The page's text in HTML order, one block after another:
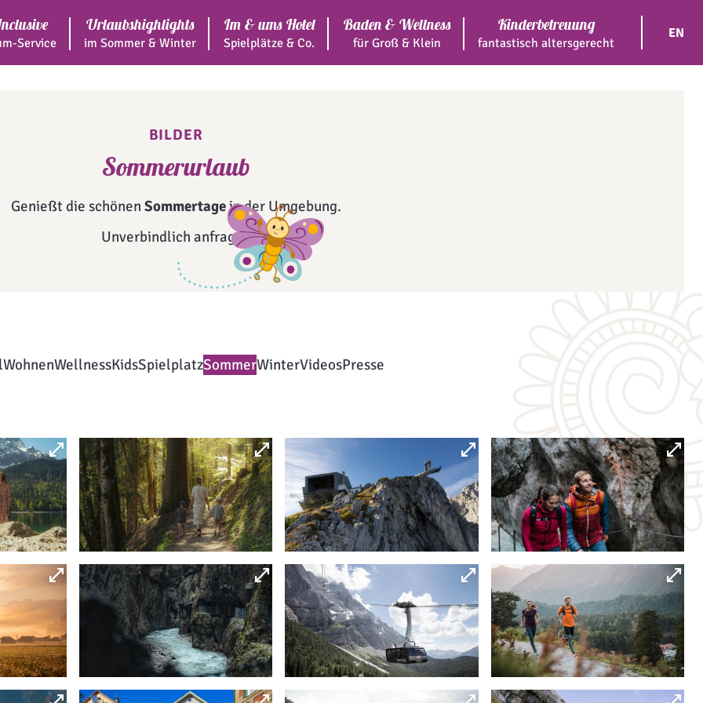
Service
Urlaubshighlights
im Sommer & Winter
Im & ums Hotel
Spielplätze & Co.
Baden & Wellness
für Groß & Klein
Kinderbetreuung
fantastisch altersgerecht
EN
BILDER
Sommerurlaub
Genießt die schönen Sommertagein der Umgebung.
Unverbindlich anfragen
WohnenWellnessKidsSpielplatzSommerWinterVideosPresse